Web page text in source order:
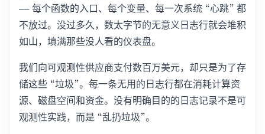
—— 每个函数的入口、每个变量、每一次系统 “心跳” 都
不放过。没过多久，数太字节的无意义日志行就会堆积
如山，填满那些没人看的仪表盘。
我们向可观测性供应商支付数百万美元，却只是为了存
储这些 “垃圾”。每一条无用的日志行都在消耗计算资
源、磁盘空间和资金。没有明确目的的日志记录不是可
观测性实践，而是 “乱扔垃圾”。